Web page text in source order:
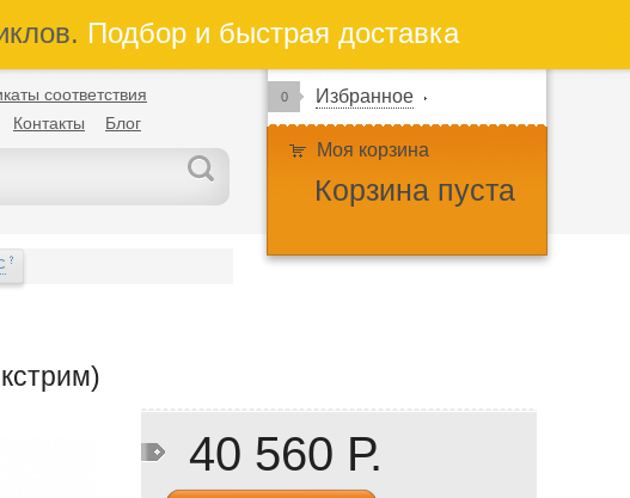
Подбор и быстрая доставка
соответствия
Контакты Блог
0 Избранное
Моя корзина
Корзина пуста
40 560 Р.